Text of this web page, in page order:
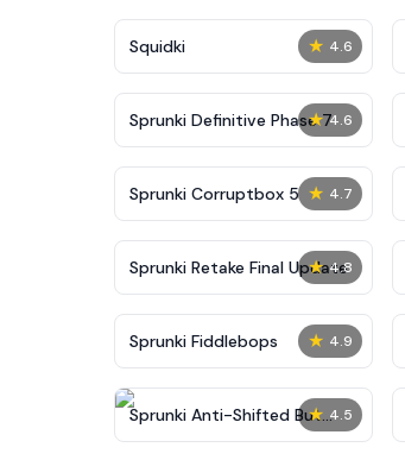
★ 4.6
Squidki
★ 4.6
Sprunki Definitive Phase 7
★ 4.7
Sprunki Corruptbox 5
★ 4.8
Sprunki Retake Final Update
★ 4.9
Sprunki Fiddlebops
★ 4.5
Sprunki Anti-Shifted But
Alive